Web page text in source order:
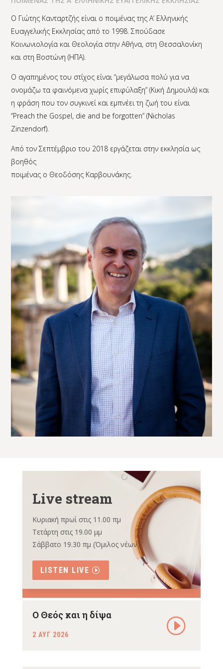
Ο Γιώτης Κανταρτζής είναι ο ποιμένας της Α’ Ελληνικής
Ευαγγελικής Εκκλησίας από το 1998. Σπούδασε
Κοινωνιολογία και Θεολογία στην Αθήνα, στη Θεσσαλονίκη
και στη Βοστώνη (ΗΠΑ).
Ο αγαπημένος του στίχος είναι “μεγάλωσα πολύ για να
ονομάζω τα φαινόμενα χωρίς επιφύλαξη” (Κική Δημουλά) και
η φράση που τον συγκινεί και εμπνέει τη ζωή του είναι
“Preach the Gospel, die and be forgotten” (Nicholas
Zinzendorf).
Από τον Σεπτέμβριο του 2018 εργάζεται στην εκκλησία ως
βοηθός
ποιμένας ο Θεοδόσης Καρβουνάκης.
Live stream
Κυριακή πρωί στις 11.00 πμ
Τετάρτη στις 19.00 μμ
Σάββατο 19.30 πμ (Όμιλος νέων)
LISTEN LIVE
Ο Θεός και η δίψα
2 ΑΥΓ 2026